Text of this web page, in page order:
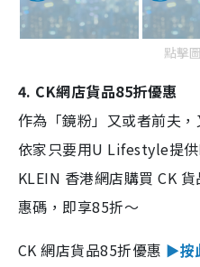
點擊
4. CK網店貨品85折優惠
作為「鏡粉」又或者前夫
依家只要用U Lifestyle提
KLEIN 香港網店購買 CK
惠碼，即享85折～
CK 網店貨品85折優惠 ►按